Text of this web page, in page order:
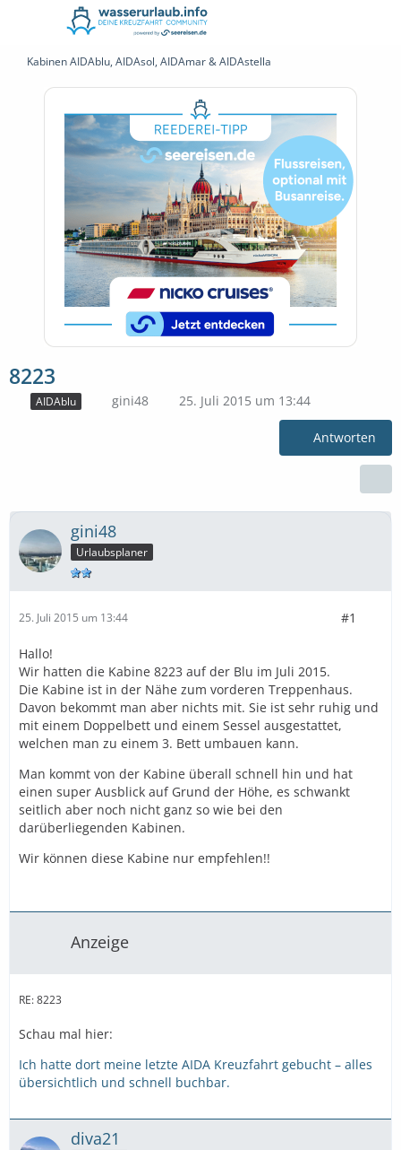
Kabinen AIDAblu, AIDAsol, AIDAmar & AIDAstella
8223
AIDAblu gini48 25. Juli 2015 um 13:44
Antworten
gini48
Urlaubsplaner
25. Juli 2015 um 13:44 #1
Hallo!
Wir hatten die Kabine 8223 auf der Blu im Juli 2015.
Die Kabine ist in der Nähe zum vorderen Treppenhaus.
Davon bekommt man aber nichts mit. Sie ist sehr ruhig und
mit einem Doppelbett und einem Sessel ausgestattet,
welchen man zu einem 3. Bett umbauen kann.
Man kommt von der Kabine überall schnell hin und hat
einen super Ausblick auf Grund der Höhe, es schwankt
seitlich aber noch nicht ganz so wie bei den
darüberliegenden Kabinen.
Wir können diese Kabine nur empfehlen!!
Anzeige
RE: 8223
Schau mal hier:
Ich hatte dort meine letzte AIDA Kreuzfahrt gebucht – alles
übersichtlich und schnell buchbar.
diva21